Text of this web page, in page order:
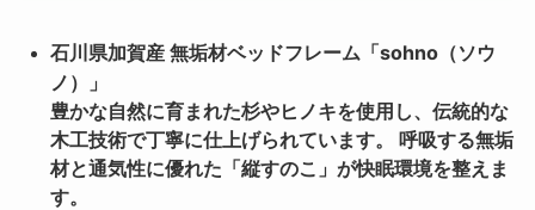
石川県加賀産 無垢材ベッドフレーム「sohno（ソウ
ノ）」
豊かな自然に育まれた杉やヒノキを使用し、伝統的な
木工技術で丁寧に仕上げられています。 呼吸する無垢
材と通気性に優れた「縦すのこ」が快眠環境を整えま
す。